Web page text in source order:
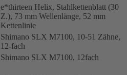
e*thirteen Helix, Stahlkettenblatt (30
Z.), 73 mm Wellenlänge, 52 mm
Kettenlinie
Shimano SLX M7100, 10-51 Zähne,
12-fach
Shimano SLX M7100, 12fach